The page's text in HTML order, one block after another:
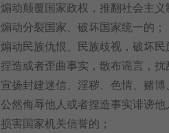
煽动颠覆国家政权，推翻社会主义
煽动分裂国家、破坏国家统一的；
煽动民族仇恨、民族歧视，破坏民
捏造或者歪曲事实，散布谣言，扰
宣扬封建迷信、淫秽、色情、赌
公然侮辱他人或者捏造事实诽谤他
损害国家机关信誉的；